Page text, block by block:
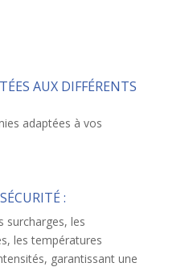
AUX DIFFÉRENTS
adaptées à vos
:
surcharges, les
les températures
garantissant une